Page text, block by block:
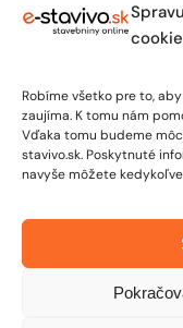
cookie
Robíme všetko pre to,
zaujíma. K tomu nám
Vďaka tomu budeme
stavivo.sk. Poskytnuté
navyše môžete
Štúrova 155, 949 01
+421 948 906 050
Po-Pia: 7:00 - 15:30
So: 7:00 - 12:00